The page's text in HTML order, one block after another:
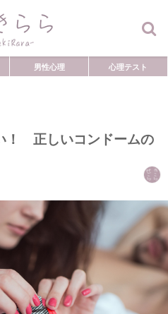
男性心理 心理テスト
！ 正しいコンドームの